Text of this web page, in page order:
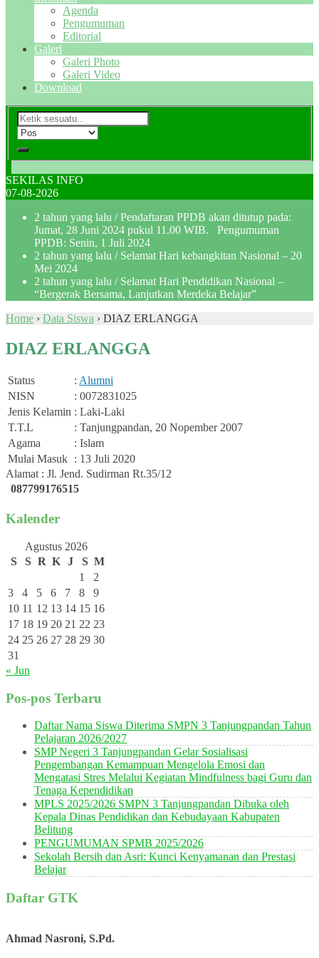
Agenda
Pengumuman
Editorial
Galeri
Galeri Photo
Galeri Video
Download
SEKILAS INFO
07-08-2026
2 tahun yang lalu / Pendaftaran PPDB akan ditutup pada:
Jumat, 28 Juni 2024 pukul 11.00 WIB. Pengumuman
PPDB: Senin, 1 Juli 2024
2 tahun yang lalu / Selamat Hari kebangkitan Nasional – 20
Mei 2024
2 tahun yang lalu / Selamat Hari Pendidikan Nasional –
“Bergerak Bersama, Lanjutkan Merdeka Belajar”
Home › Data Siswa › DIAZ ERLANGGA
DIAZ ERLANGGA
Status : Alumni
NISN
: 0072831025
Jenis Kelamin : Laki-Laki
T.T.L
: Tanjungpandan, 20 Nopember 2007
Agama
: Islam
Mulai Masuk : 13 Juli 2020
Alamat : Jl. Jend. Sudirman Rt.35/12
087799176515
Kalender
Agustus 2026
S
S R K J S M
1
2
3
4 5 6 7 8
9
10 11 12 13 14 15 16
17 18 19 20 21 22 23
24 25 26 27 28 29 30
31
« Jun
Pos-pos Terbaru
Daftar Nama Siswa Diterima SMPN 3 Tanjungpandan Tahun
Pelajaran 2026/2027
SMP Negeri 3 Tanjungpandan Gelar Sosialisasi
Pengembangan Kemampuan Mengelola Emosi dan
Mengatasi Stres Melalui Kegiatan Mindfulness bagi Guru dan
Tenaga Kependidikan
MPLS 2025/2026 SMPN 3 Tanjungpandan Dibuka oleh
Kepala Dinas Pendidikan dan Kebudayaan Kabupaten
Belitung
PENGUMUMAN SPMB 2025/2026
Sekolah Bersih dan Asri: Kunci Kenyamanan dan Prestasi
Belajar
Daftar GTK
Ahmad Nasroni, S.Pd.